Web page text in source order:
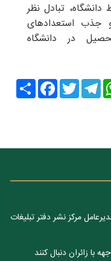
تبادل نظر
جذب استعدادهای
در دانشگاه
Share
FacebookTwitter
Telegram
مرکز نشر دفتر تبلیغات